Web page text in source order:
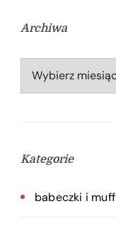
Archiwa
Archiwa
Kategorie
babeczki i